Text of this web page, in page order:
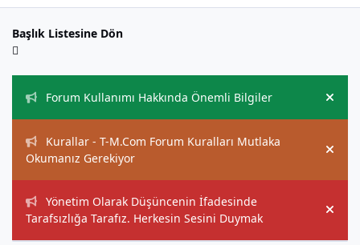
Başlık Listesine Dön
Forum Kullanımı Hakkında Önemli Bilgiler
Hide
Kurallar - T-M.Com Forum Kuralları Mutlaka
Okumanız Gerekiyor
Hide
Yönetim Olarak Düşüncenin İfadesinde
Tarafsızlığa Tarafız. Herkesin Sesini Duymak
Hide